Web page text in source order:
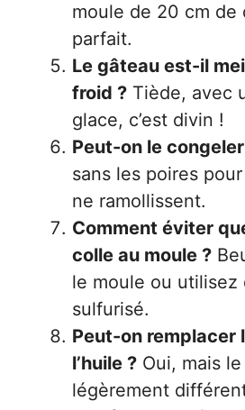
moule de 20 cm de
parfait.
Le gâteau est-il
froid ? Tiède, avec
glace, c’est divin !
Peut-on le
sans les poires
ne ramollissent.
Comment éviter
colle au moule ?
le moule ou utilisez
sulfurisé.
Peut-on remplacer
l’huile ? Oui, mais
légèrement